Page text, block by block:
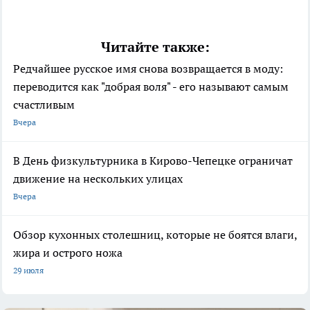
Читайте также:
Редчайшее русское имя снова возвращается в моду:
переводится как "добрая воля" - его называют самым
счастливым
Вчера
В День физкультурника в Кирово-Чепецке ограничат
движение на нескольких улицах
Вчера
Обзор кухонных столешниц, которые не боятся влаги,
жира и острого ножа
29 июля